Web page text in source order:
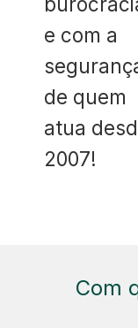
e com a
de quem
atua
2007!
Com